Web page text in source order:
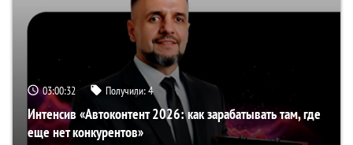
03:00:31 Получили:4
Интенсив «Автоконтент 2026: как зарабатывать там, где
еще нет конкурентов»